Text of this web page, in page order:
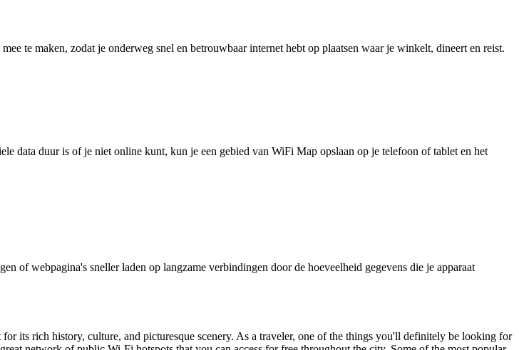
te maken, zodat je onderweg snel en betrouwbaar internet hebt op plaatsen waar je winkelt, dineert en reist.
data duur is of je niet online kunt, kun je een gebied van WiFi Map opslaan op je telefoon of tablet en het
of webpagina's sneller laden op langzame verbindingen door de hoeveelheid gegevens die je apparaat
its rich history, culture, and picturesque scenery. As a traveler, one of the things you'll definitely be looking for